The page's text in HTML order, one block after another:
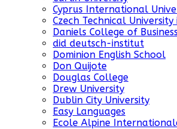
Cyprus International
Czech Technical
Daniels College of
did deutsch-institut
Dominion English School
Don Quijote
Douglas College
Drew University
Dublin City University
Easy Languages
Ecole Alpine